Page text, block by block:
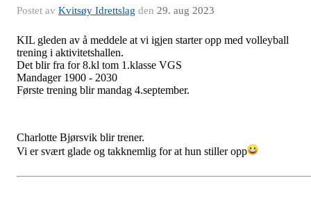
Postet av Kvitsøy Idrettslag den 29. aug 2023
KIL gleden av å meddele at vi igjen starter opp med volleyball
trening i aktivitetshallen.
Det blir fra for 8.kl tom 1.klasse VGS
Mandager 1900 - 2030
Første trening blir mandag 4.september.
Charlotte Bjørsvik blir trener.
Vi er svært glade og takknemlig for at hun stiller opp